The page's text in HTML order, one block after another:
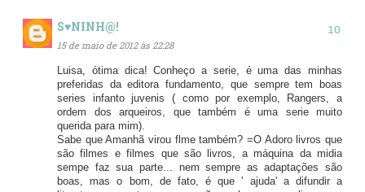
S♥NINH@!
15 de maio de 2012 às 22:28
Luisa, ótima dica! Conheço a serie, é uma das minhas
preferidas da editora fundamento, que sempre tem boas
series infanto juvenis ( como por exemplo, Rangers, a
ordem dos arqueiros, que também é uma serie muito
querida para mim).
Sabe que Amanhã virou flme também? =O Adoro livros que
são filmes e filmes que são livros, a máquina da midia
sempe faz sua parte... nem sempre as adaptações são
boas, mas o bom, de fato, é que ' ajuda' a difundir a